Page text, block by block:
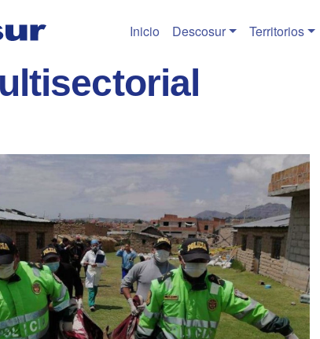
Inicio Descosur Territorios